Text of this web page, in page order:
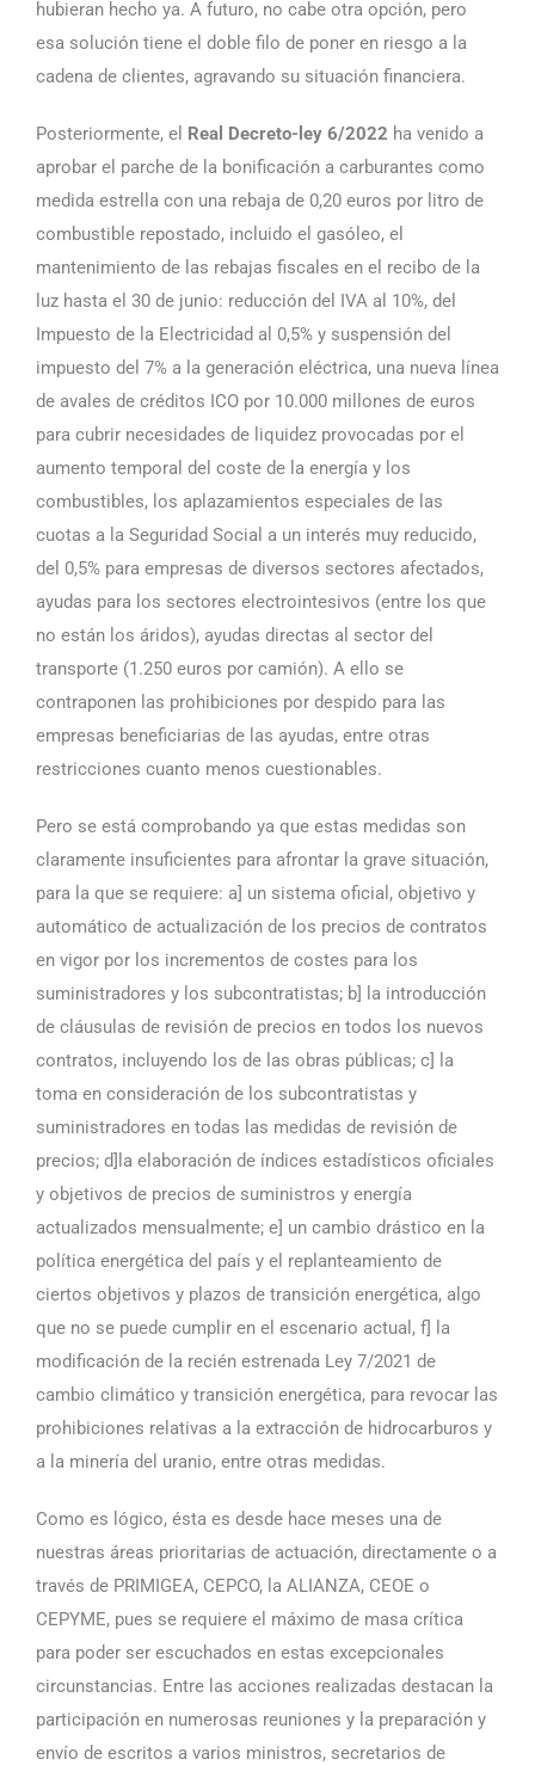
hubieran hecho ya. A futuro, no cabe otra opción, pero
esa solución tiene el doble filo de poner en riesgo a la
cadena de clientes, agravando su situación financiera.
Posteriormente, el Real Decreto-ley 6/2022 ha venido a
aprobar el parche de la bonificación a carburantes como
medida estrella con una rebaja de 0,20 euros por litro de
combustible repostado, incluido el gasóleo, el
mantenimiento de las rebajas fiscales en el recibo de la
luz hasta el 30 de junio: reducción del IVA al 10%, del
Impuesto de la Electricidad al 0,5% y suspensión del
impuesto del 7% a la generación eléctrica, una nueva línea
de avales de créditos ICO por 10.000 millones de euros
para cubrir necesidades de liquidez provocadas por el
aumento temporal del coste de la energía y los
combustibles, los aplazamientos especiales de las
cuotas a la Seguridad Social a un interés muy reducido,
del 0,5% para empresas de diversos sectores afectados,
ayudas para los sectores electrointesivos (entre los que
no están los áridos), ayudas directas al sector del
transporte (1.250 euros por camión). A ello se
contraponen las prohibiciones por despido para las
empresas beneficiarias de las ayudas, entre otras
restricciones cuanto menos cuestionables.
Pero se está comprobando ya que estas medidas son
claramente insuficientes para afrontar la grave situación,
para la que se requiere: a] un sistema oficial, objetivo y
automático de actualización de los precios de contratos
en vigor por los incrementos de costes para los
suministradores y los subcontratistas; b] la introducción
de cláusulas de revisión de precios en todos los nuevos
contratos, incluyendo los de las obras públicas; c] la
toma en consideración de los subcontratistas y
suministradores en todas las medidas de revisión de
precios; d]la elaboración de índices estadísticos oficiales
y objetivos de precios de suministros y energía
actualizados mensualmente; e] un cambio drástico en la
política energética del país y el replanteamiento de
ciertos objetivos y plazos de transición energética, algo
que no se puede cumplir en el escenario actual, f] la
modificación de la recién estrenada Ley 7/2021 de
cambio climático y transición energética, para revocar las
prohibiciones relativas a la extracción de hidrocarburos y
a la minería del uranio, entre otras medidas.
Como es lógico, ésta es desde hace meses una de
nuestras áreas prioritarias de actuación, directamente o a
través de PRIMIGEA, CEPCO, la ALIANZA, CEOE o
CEPYME, pues se requiere el máximo de masa crítica
para poder ser escuchados en estas excepcionales
circunstancias. Entre las acciones realizadas destacan la
participación en numerosas reuniones y la preparación y
envío de escritos a varios ministros, secretarios de